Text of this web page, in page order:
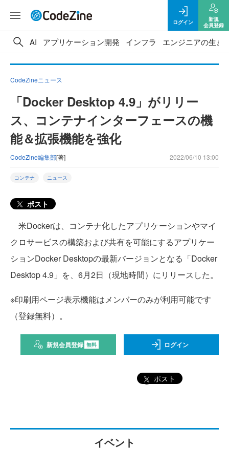
ログイン
新規
会員登録
AI アプリケーション開発 インフラ エンジニアの生き
CodeZineニュース
「Docker Desktop 4.9」がリリー
ス、コンテナインターフェースの機
能＆拡張機能を強化
CodeZine編集部[著] 2022/06/10 13:00
コンテナ ニュース
ポスト
米Dockerは、コンテナ化したアプリケーションやマイ
クロサービスの構築および共有を可能にするアプリケー
ションDocker Desktopの最新バージョンとなる「Docker
Desktop 4.9」を、6月2日（現地時間）にリリースした。
※印刷用ページ表示機能はメンバーのみが利用可能です
（登録無料）。
新規会員登録 無料 ログイン
ポスト
イベント